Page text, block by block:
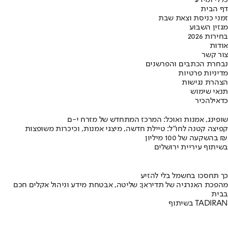
דף הבית
זמני כניסת וצאת שבת
מגזין השבוע
בחירות 2026
אודות
צור קשר
נבחרת הכתבים והפרשנים
מדיניות פרטיות
הצהרת נגישות
תנאי שימוש
כדאילהכיר
שופינג, אמנות ואוכל: המרכז המתחדש של מזרח י-ם
קפיצה קטנה לחו"ל: טיילת חדשה, מיצגי אמנות, וכיכרות משופצות
בהשקעה של 100 מיליון ₪
בשיתוף עיריית ירושלים
כך תחסכו בחשמל בלי להזיע
מהפכת האנרגיה של תדיראן: שליטה, אבטחת מידע וניהול אקלים חכם
בבית
בשיתוף TADIRAN